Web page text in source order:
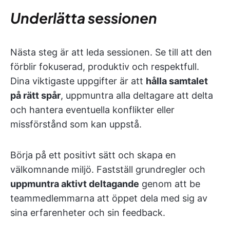
Underlätta sessionen
Nästa steg är att leda sessionen. Se till att den
förblir fokuserad, produktiv och respektfull.
Dina viktigaste uppgifter är att hålla samtalet
på rätt spår, uppmuntra alla deltagare att delta
och hantera eventuella konflikter eller
missförstånd som kan uppstå.
Börja på ett positivt sätt och skapa en
välkomnande miljö. Fastställ grundregler och
uppmuntra aktivt deltagande genom att be
teammedlemmarna att öppet dela med sig av
sina erfarenheter och sin feedback.